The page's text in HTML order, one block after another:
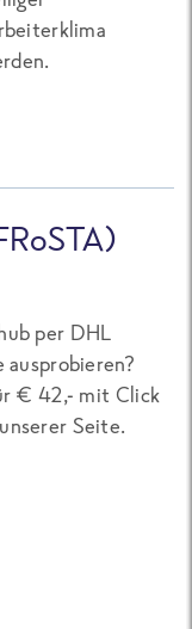
per DHL
ausprobieren?
€ 42,- mit Click
Seite.